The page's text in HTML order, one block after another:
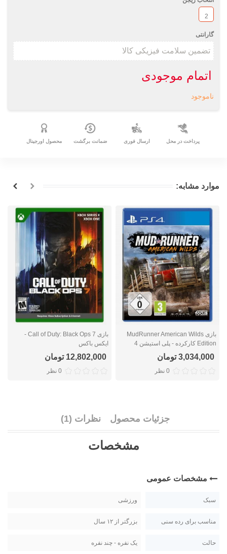
2
گارانتی
اتمام موجودی
ناموجود
پرداخت در محل ارسال فوری ضمانت برگشت محصول اورجینال
موارد مشابه:
بازی MudRunner American Wilds
Edition کارکرده - پلی استیشن 4
3,034,000 تومان
0 نظر
بازی Call of Duty: Black Ops 7 -
ایکس باکس
12,802,000 تومان
0 نظر
جزئیات محصول نظرات (1)
مشخصات
مشخصات عمومی
سبک ورزشی
مناسب برای رده سنی بزرگتر از ۱۲ سال
حالت یک نفره - چند نفره